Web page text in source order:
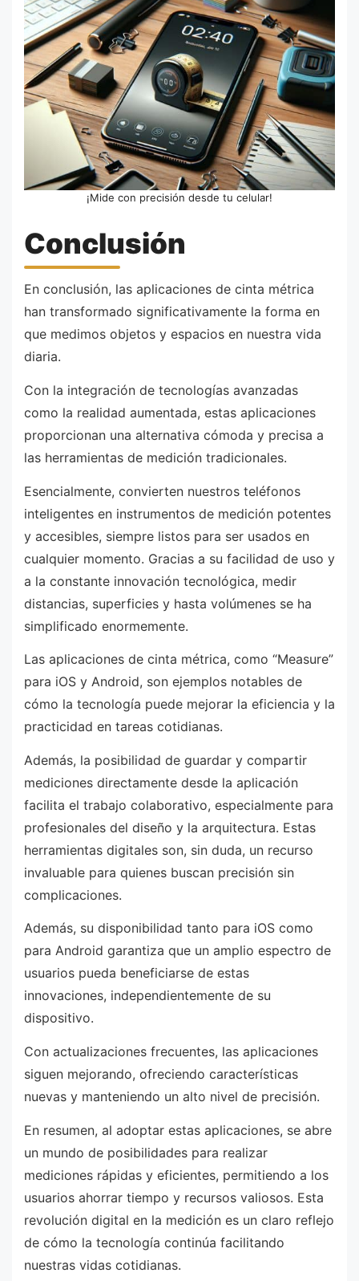
¡Mide con precisión desde tu celular!
Conclusión
En conclusión, las aplicaciones de cinta métrica
han transformado significativamente la forma en
que medimos objetos y espacios en nuestra vida
diaria.
Con la integración de tecnologías avanzadas
como la realidad aumentada, estas aplicaciones
proporcionan una alternativa cómoda y precisa a
las herramientas de medición tradicionales.
Esencialmente, convierten nuestros teléfonos
inteligentes en instrumentos de medición potentes
y accesibles, siempre listos para ser usados en
cualquier momento. Gracias a su facilidad de uso y
a la constante innovación tecnológica, medir
distancias, superficies y hasta volúmenes se ha
simplificado enormemente.
Las aplicaciones de cinta métrica, como “Measure”
para iOS y Android, son ejemplos notables de
cómo la tecnología puede mejorar la eficiencia y la
practicidad en tareas cotidianas.
Además, la posibilidad de guardar y compartir
mediciones directamente desde la aplicación
facilita el trabajo colaborativo, especialmente para
profesionales del diseño y la arquitectura. Estas
herramientas digitales son, sin duda, un recurso
invaluable para quienes buscan precisión sin
complicaciones.
Además, su disponibilidad tanto para iOS como
para Android garantiza que un amplio espectro de
usuarios pueda beneficiarse de estas
innovaciones, independientemente de su
dispositivo.
Con actualizaciones frecuentes, las aplicaciones
siguen mejorando, ofreciendo características
nuevas y manteniendo un alto nivel de precisión.
En resumen, al adoptar estas aplicaciones, se abre
un mundo de posibilidades para realizar
mediciones rápidas y eficientes, permitiendo a los
usuarios ahorrar tiempo y recursos valiosos. Esta
revolución digital en la medición es un claro reflejo
de cómo la tecnología continúa facilitando
nuestras vidas cotidianas.